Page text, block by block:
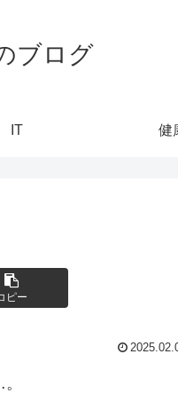
ブログ
IT 健
ピー